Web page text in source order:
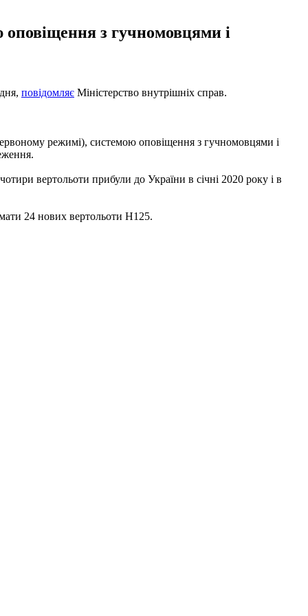
з гучномовцями і
повідомляє Міністерство внутрішніх справ.
режимі), системою оповіщення з гучномовцями і
вертольоти прибули до України в січні 2020 року і в
24 нових вертольоти Н125.